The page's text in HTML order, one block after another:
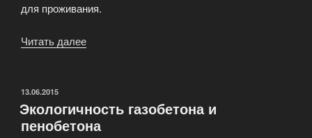
для проживания.
Читать далее
ОПУБЛИКОВАНО
13.06.2015
Экологичность газобетона и
пенобетона